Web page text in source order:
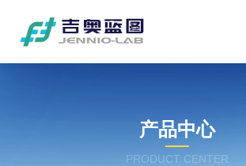
产品中心
PRODUCT CENTER